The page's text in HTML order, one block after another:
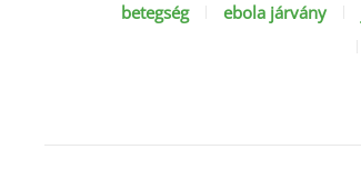
betegség ebola járvány